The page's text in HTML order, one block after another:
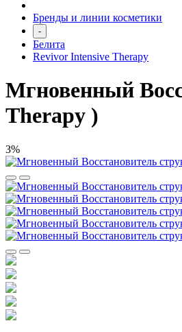
Бренды и линии косметики
-
Белита
Revivor Intensive Therapy
Мгновенный
Therapy )
3%